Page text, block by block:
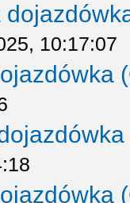
10:17:07